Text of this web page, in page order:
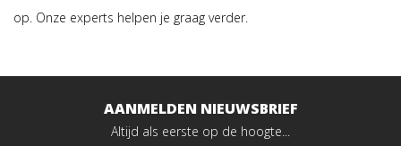
op. Onze experts helpen je graag verder.
AANMELDEN NIEUWSBRIEF
Altijd als eerste op de hoogte...